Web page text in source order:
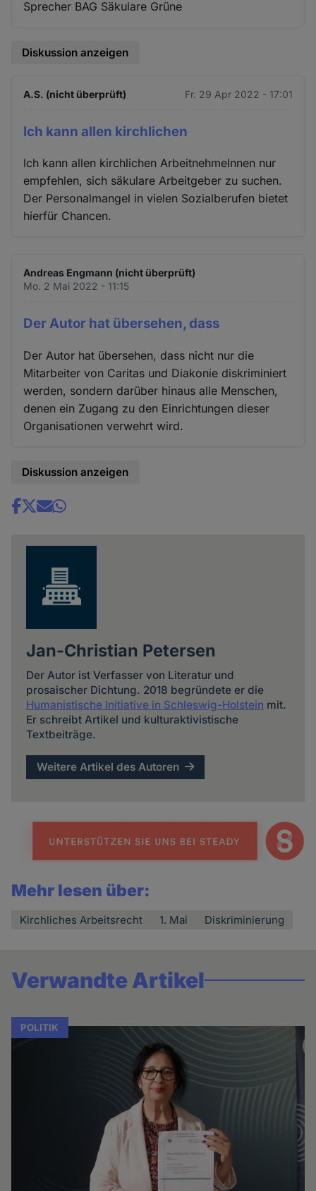
Sprecher BAG Säkulare Grüne
Diskussion anzeigen
A.S. (nicht überprüft) Fr. 29 Apr 2022 - 17:01
Ich kann allen kirchlichen
Ich kann allen kirchlichen ArbeitnehmeInnen nur
empfehlen, sich säkulare Arbeitgeber zu suchen.
Der Personalmangel in vielen Sozialberufen bietet
hierfür Chancen.
Andreas Engmann (nicht überprüft)
Mo. 2 Mai 2022 - 11:15
Der Autor hat übersehen, dass
Der Autor hat übersehen, dass nicht nur die
Mitarbeiter von Caritas und Diakonie diskriminiert
werden, sondern darüber hinaus alle Menschen,
denen ein Zugang zu den Einrichtungen dieser
Organisationen verwehrt wird.
Diskussion anzeigen
Share
Jan-Christian Petersen
Der Autor ist Verfasser von Literatur und
prosaischer Dichtung. 2018 begründete er die
Humanistische Initiative in Schleswig-Holstein mit.
Er schreibt Artikel und kulturaktivistische
Textbeiträge.
Weitere Artikel des Autoren
Mehr lesen über:
Kirchliches Arbeitsrecht 1. Mai Diskriminierung
Verwandte Artikel
POLITIK